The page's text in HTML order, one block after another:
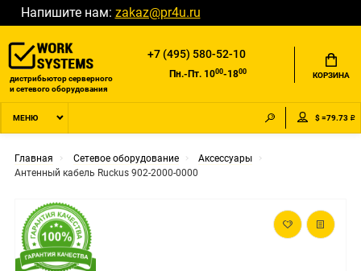
Напишите нам: zakaz@pr4u.ru
дистрибьютор серверного
и сетевого оборудования
+7 (495) 580-52-10
Пн.-Пт. 1000-1800 КОРЗИНА
МЕНЮ $ =79.73 ₽
Главная Сетевое оборудование
Аксессуары
Антенный кабель Ruckus 902-2000-0000